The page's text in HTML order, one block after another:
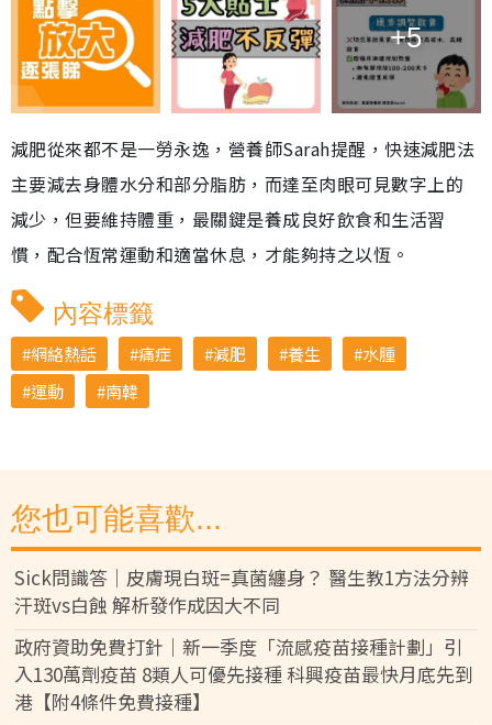
+5
減肥從來都不是一勞永逸，營養師Sarah提醒，快速減肥法
主要減去身體水分和部分脂肪，而達至肉眼可見數字上的
減少，但要維持體重，最關鍵是養成良好飲食和生活習
慣，配合恆常運動和適當休息，才能夠持之以恆。
內容標籤
網絡熱話 痛症 減肥 養生
水腫
運動
南韓
您也可能喜歡...
Sick問識答｜皮膚現白斑=真菌纏身？ 醫生教1方法分辨
汗斑vs白蝕 解析發作成因大不同
政府資助免費打針｜新一季度「流感疫苗接種計劃」引
入130萬劑疫苗 8類人可優先接種 科興疫苗最快月底先到
港【附4條件免費接種】